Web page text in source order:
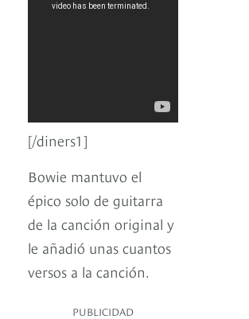
[/diners1]
Bowie mantuvo el
épico solo de guitarra
de la canción original y
le añadió unas cuantos
versos a la canción.
PUBLICIDAD